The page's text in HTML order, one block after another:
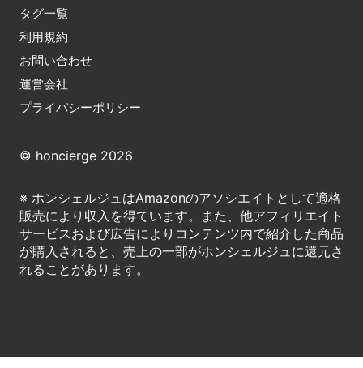
タグ一覧
利用規約
お問い合わせ
運営会社
プライバシーポリシー
© honcierge 2026
※ ホンシェルジュはAmazonのアソシエイトとして適格
販売により収入を得ています。また、他アフィリエイト
サービスおよび広告によりコンテンツ内で紹介した商品
が購入されると、売上の一部がホンシェルジュに還元さ
れることがあります。